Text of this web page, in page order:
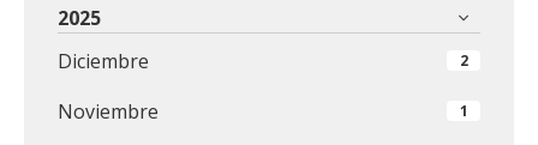
2025
Diciembre
2
Noviembre 1